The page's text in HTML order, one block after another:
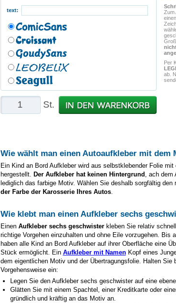
Zum
Per
ab.
text:
St.
Wie wählt man einen Autoaufkleber mit dem
Ein Kind an Bord Aufkleber wird aus selbstklebender Folie
hergestellt. Der Aufkleber hat keinen Hintergrund , ach dem
lediglich das farbige Motiv. Wählen Sie deshalb sorgfältig den
der Farbe der Karosserie Ihres Autos.
Wie klebt man einen Aufkleber sechs
Einen Aufkleber sechs geschwisterkleben Sie relativ
richtige Vorgehen einzuhalten und ohne Eile vorzugehen. Bis
haben alle Kind an Bord Aufkleber auf ihrer Oberfläche eine
Stück ermöglicht. Ein Aufkleber mit NamenKopf eines
dem eigentlichen Motiv und der Übertragungsfolie. Halten Sie
Vorgehensweise ein:
Legen Sie den Aufkleber sechs geschwisterauf eine
Glätten Sie mit einem Spachtel, einer Kreditkarte oder
gründlich und kräftig an das Motiv an.